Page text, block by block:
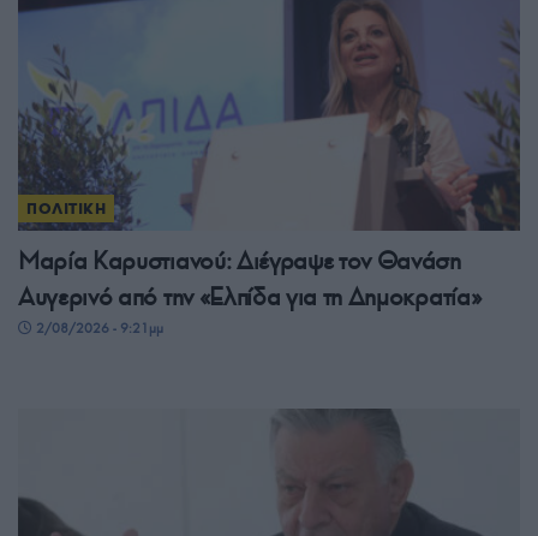
ΠΟΛΙΤΙΚΗ
Μαρία Καρυστιανού: Διέγραψε τον Θανάση
Αυγερινό από την «Ελπίδα για τη Δημοκρατία»
2/08/2026 - 9:21μμ